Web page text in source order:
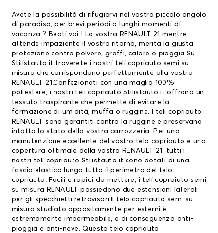
Avete la possibilità di rifugiarvi nel vostro piccolo angolo
di paradiso, per brevi periodi o lunghi momenti di
vacanza ? Beati voi ! La vostra RENAULT 21 mentre
attende impaziente il vostro ritorno, merita la giusta
protezione contro polvere, graffi, calore o pioggia Su
Stilistauto.it troverete i nostri teli copriauto semi su
misura che corrispondono perfettamente alla vostra
RENAULT 21.Confezionati con una maglia 100%
poliestere, i nostri teli copriauto Stilistauto.it offrono un
tessuto traspirante che permette di evitare la
formazione di umidità, muffa o ruggine. I teli copriauto
RENAULT
sono garantiti contro la ruggine e preservano
intatto lo stato della vostra carrozzeria. Per una
manutenzione eccellente del vostro telo copriauto e una
copertura ottimale della vostra RENAULT 21, tutti i
nostri teli copriauto Stilistauto.it sono dotati di una
fascia elastica lungo tutto il perimetro del telo
copriauto. Facili e rapidi da mettere, i teli copraiuto semi
su misura RENAULT possiedono due estensioni laterali
per gli specchietti retrovisori.Il telo copriauto semi su
misura studiato appositamente per esterni è
estremamente impermeabile, e di conseguenza anti-
pioggia e anti-neve. Questo telo copriauto